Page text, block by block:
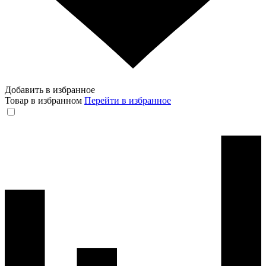
Добавить в избранное
Товар в избранном Перейти в избранное